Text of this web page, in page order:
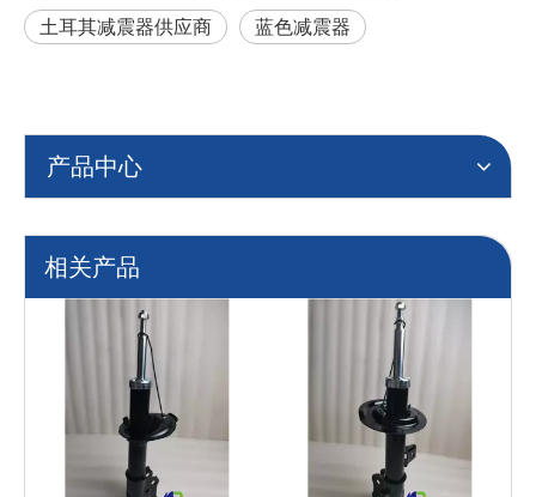
土耳其减震器供应商 蓝色减震器
产品中心
相关产品